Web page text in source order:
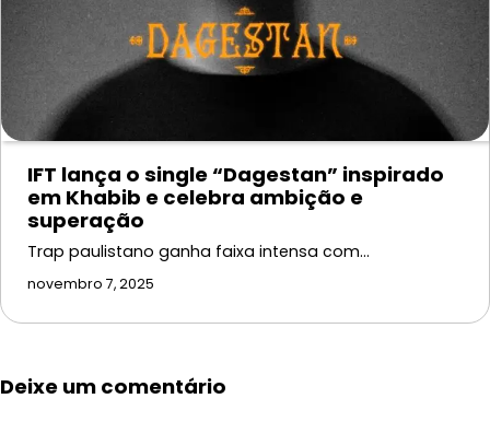
IFT lança o single “Dagestan” inspirado
em Khabib e celebra ambição e
superação
Trap paulistano ganha faixa intensa com…
novembro 7, 2025
Deixe um comentário